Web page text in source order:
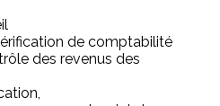
de comptabilité
des revenus des